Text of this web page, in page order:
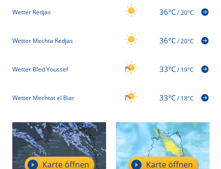
Wetter Redjas 36°C/20°C
Wetter Mechta Redjas 36°C/20°C
Wetter Bled Youssef 33°C/19°C
Wetter Mechtat el Biar 33°C/18°C
Karte öffnen Karte öffnen